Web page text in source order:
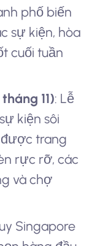
phố biến
sự kiện, hòa
cuối tuần
11): Lễ
kiện sôi
được trang
rực rỡ, các
và chợ
Singapore